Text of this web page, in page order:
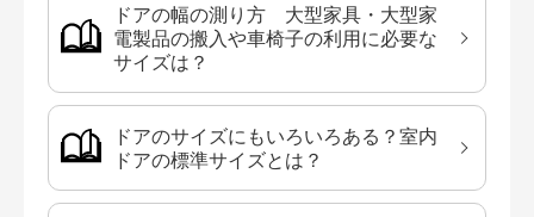
ドアの幅の測り方 大型家具・大型家
電製品の搬入や車椅子の利用に必要な
サイズは？
ドアのサイズにもいろいろある？室内
ドアの標準サイズとは？